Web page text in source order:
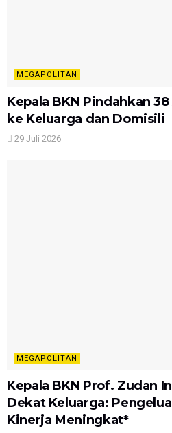
MEGAPOLITAN
Kepala BKN Pindahkan
ke Keluarga dan Domisili
29 Juli 2026
MEGAPOLITAN
Kepala BKN Prof. Zudan
Dekat Keluarga:
Kinerja Meningkat*